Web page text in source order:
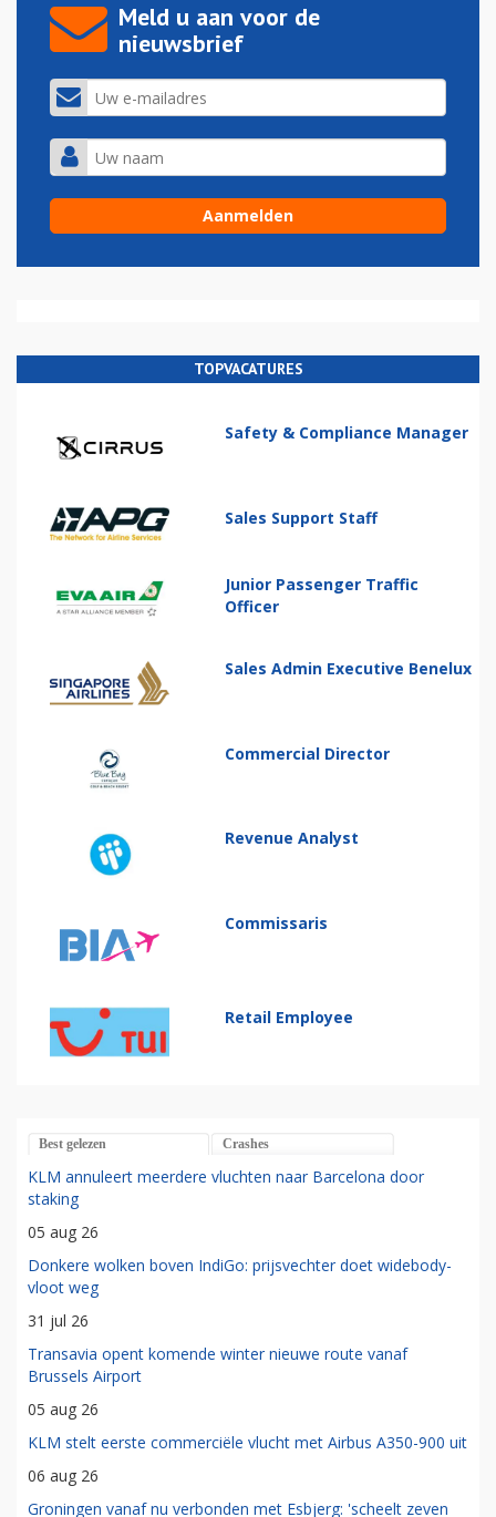
Meld u aan voor de
nieuwsbrief
TOPVACATURES
Safety & Compliance Manager
Sales Support Staff
Junior Passenger Traffic
Officer
Sales Admin Executive Benelux
Commercial Director
Revenue Analyst
Commissaris
Retail Employee
Best gelezen Crashes
KLM annuleert meerdere vluchten naar Barcelona door
staking
05 aug 26
Donkere wolken boven IndiGo: prijsvechter doet widebody-
vloot weg
31 jul 26
Transavia opent komende winter nieuwe route vanaf
Brussels Airport
05 aug 26
KLM stelt eerste commerciële vlucht met Airbus A350-900 uit
06 aug 26
Groningen vanaf nu verbonden met Esbjerg: 'scheelt zeven